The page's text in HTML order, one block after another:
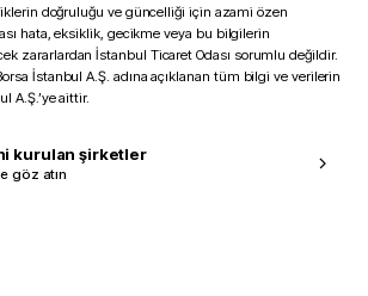
doğruluğu ve güncelliği için azami özen
hata, eksiklik, gecikme veya bu bilgilerin
zararlardan İstanbul Ticaret Odası sorumlu değildir.
İstanbul A.Ş. adına açıklanan tüm bilgi ve verilerin
A.Ş.’ye aittir.
kurulan şirketler
göz atın